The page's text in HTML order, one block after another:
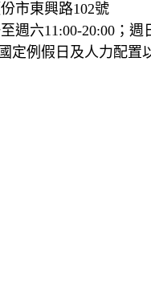
市東興路102號
週六11:00-20:00；週
定例假日及人力配置